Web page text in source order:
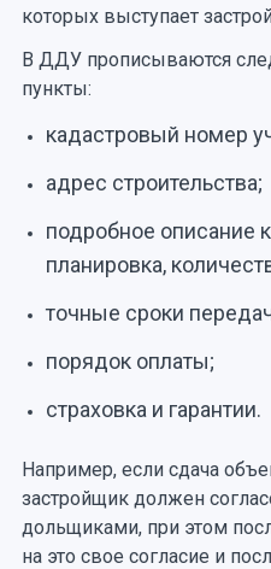
которых выступает
В ДДУ прописываются
пункты:
кадастровый номер
адрес строительства;
подробное описание
планировка,
точные сроки
порядок оплаты;
страховка и гарантии.
Например, если сдача
застройщик должен
дольщиками, при этом
на это свое согласие и